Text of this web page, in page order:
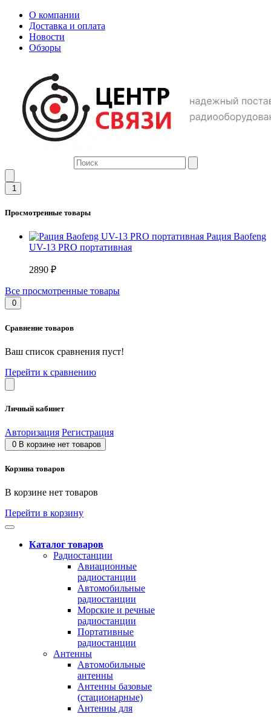
О компании
Доставка и оплата
Новости
Обзоры
1
Просмотренные товары
Рация Baofeng
UV-13 PRO портативная
2890 ₽
Все просмотренные товары
0
Сравнение товаров
Ваш список сравнения пуст!
Перейти к сравнению
Личный кабинет
Авторизация Регистрация
0 В корзине нет товаров
Корзина товаров
В корзине нет товаров
Перейти в корзину
Каталог товаров
Радиостанции
Авиационные
радиостанции
Автомобильные
радиостанции
Морские и речные
радиостанции
Портативные
радиостанции
Антенны
Автомобильные
антенны
Антенны базовые
(стационарные)
Антенны для